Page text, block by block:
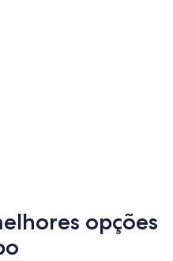
opções